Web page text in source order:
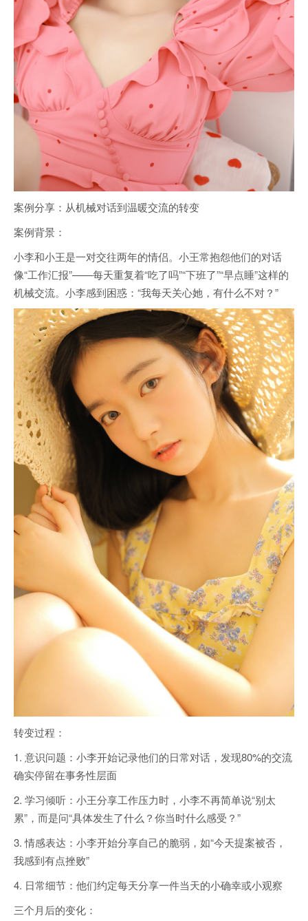
案例分享：从机械对话到温暖交流的转变
案例背景：
小李和小王是一对交往两年的情侣。小王常抱怨他们的对话
像“工作汇报”——每天重复着“吃了吗”“下班了”“早点睡”这样的
机械交流。小李感到困惑：“我每天关心她，有什么不对？”
转变过程：
1. 意识问题：小李开始记录他们的日常对话，发现80%的交流
确实停留在事务性层面
2. 学习倾听：小王分享工作压力时，小李不再简单说“别太
累”，而是问“具体发生了什么？你当时什么感受？”
3. 情感表达：小李开始分享自己的脆弱，如“今天提案被否，
我感到有点挫败”
4. 日常细节：他们约定每天分享一件当天的小确幸或小观察
三个月后的变化：